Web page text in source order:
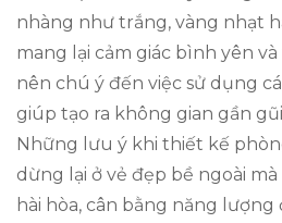
nhàng như trắng, vàng nhạt
mang lại cảm giác bình yên
nên chú ý đến việc sử dụng
giúp tạo ra không gian gần
Những lưu ý khi thiết kế
dừng lại ở vẻ đẹp bề ngoài
hài hòa, cân bằng năng